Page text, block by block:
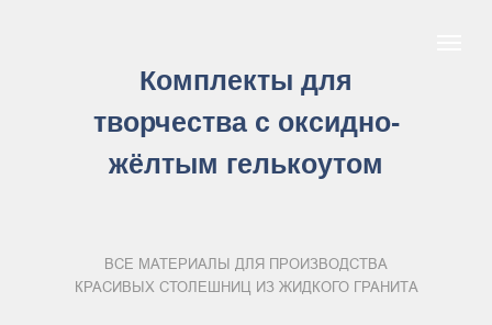
Комплекты для
творчества с оксидно-
жёлтым гелькоутом
ВСЕ МАТЕРИАЛЫ ДЛЯ ПРОИЗВОДСТВА
КРАСИВЫХ СТОЛЕШНИЦ ИЗ ЖИДКОГО ГРАНИТА